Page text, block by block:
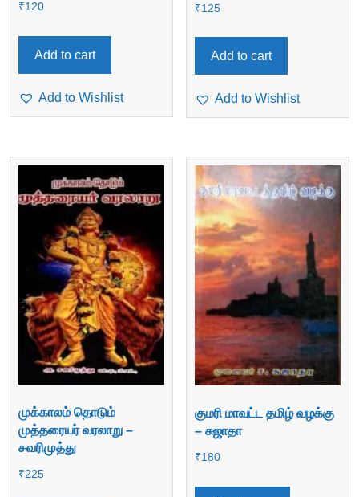
₹120
Add to cart
Add to Wishlist
₹125
Add to cart
Add to Wishlist
முக்காலம் தொடும்
முத்தரையர் வரலாறு –
சவரிமுத்து
₹225
குமரி மாவட்ட தமிழ் வழக்கு
– சுஜாதா
₹180